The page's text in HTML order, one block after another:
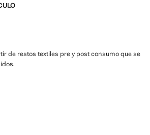
de restos textiles pre y post consumo que se
y tendencias